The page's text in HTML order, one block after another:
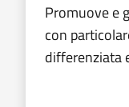
Promuove e
con
differenziata